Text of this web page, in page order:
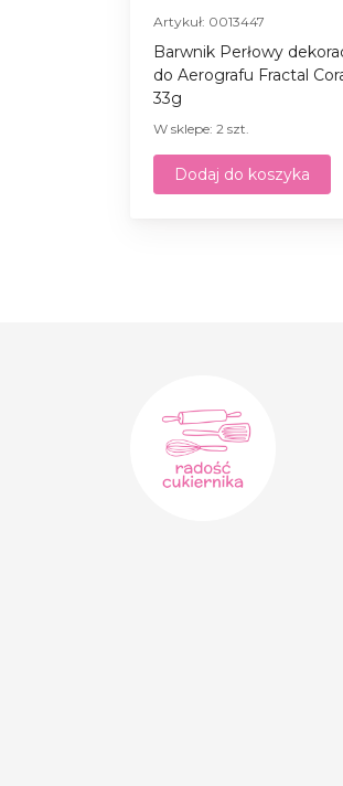
Artykuł: 0013447
Barwnik Perłowy
do Aerografu Fractal
33g
W sklepe: 2 szt.
Dodaj do koszyka